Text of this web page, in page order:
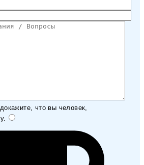
что вы человек,
.